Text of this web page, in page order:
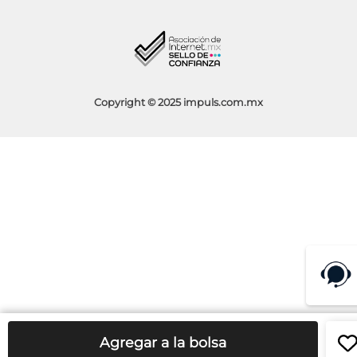
Agregar a la bolsa
Aviso de Privacidad
Copyright © 2025 impuls.com.mx